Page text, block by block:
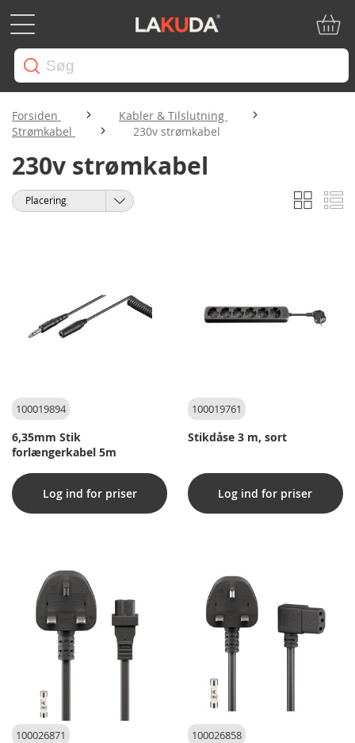
Forsiden
Kabler & Tilslutning
Strømkabel
230v strømkabel
230v strømkabel
Vis
som
Gitter
Sorter
100019894
6,35mm Stik
forlængerkabel 5m
Log ind for priser
100019761
Stikdåse 3 m, sort
Log ind for priser
100026871 100026858